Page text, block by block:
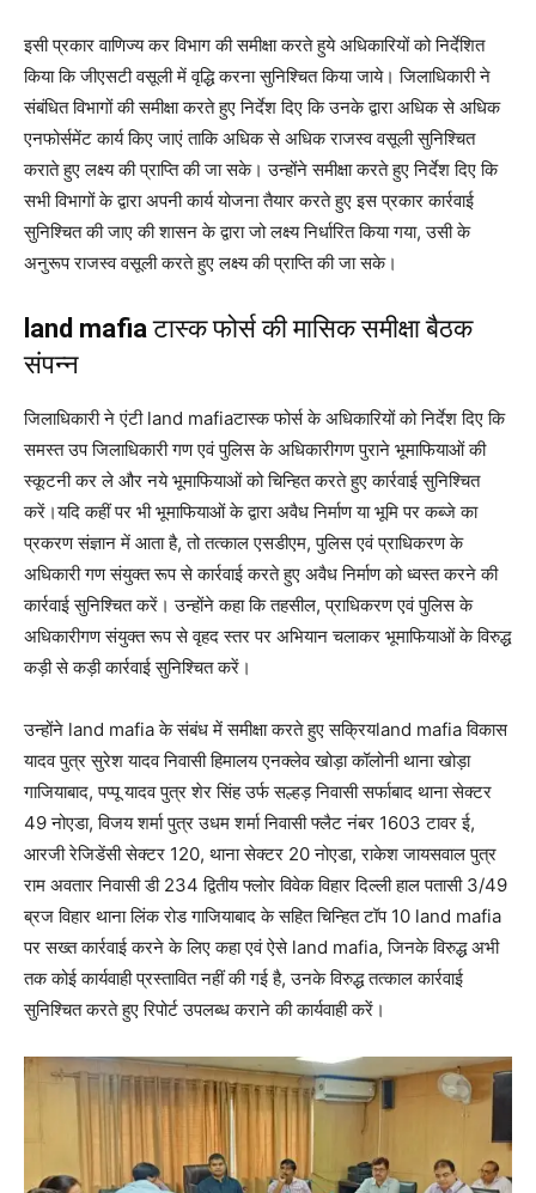
इसी प्रकार वाणिज्य कर विभाग की समीक्षा करते हुये अधिकारियों को निर्देशित
किया कि जीएसटी वसूली में वृद्धि करना सुनिश्चित किया जाये। जिलाधिकारी ने
संबंधित विभागों की समीक्षा करते हुए निर्देश दिए कि उनके द्वारा अधिक से अधिक
एनफोर्समेंट कार्य किए जाएं ताकि अधिक से अधिक राजस्व वसूली सुनिश्चित
कराते हुए लक्ष्य की प्राप्ति की जा सके। उन्होंने समीक्षा करते हुए निर्देश दिए कि
सभी विभागों के द्वारा अपनी कार्य योजना तैयार करते हुए इस प्रकार कार्रवाई
सुनिश्चित की जाए की शासन के द्वारा जो लक्ष्य निर्धारित किया गया, उसी के
अनुरूप राजस्व वसूली करते हुए लक्ष्य की प्राप्ति की जा सके।
land mafia टास्क फोर्स की मासिक समीक्षा बैठक
संपन्न
जिलाधिकारी ने एंटी land mafiaटास्क फोर्स के अधिकारियों को निर्देश दिए कि
समस्त उप जिलाधिकारी गण एवं पुलिस के अधिकारीगण पुराने भूमाफियाओं की
स्कूटनी कर ले और नये भूमाफियाओं को चिन्हित करते हुए कार्रवाई सुनिश्चित
करें।यदि कहीं पर भी भूमाफियाओं के द्वारा अवैध निर्माण या भूमि पर कब्जे का
प्रकरण संज्ञान में आता है, तो तत्काल एसडीएम, पुलिस एवं प्राधिकरण के
अधिकारी गण संयुक्त रूप से कार्रवाई करते हुए अवैध निर्माण को ध्वस्त करने की
कार्रवाई सुनिश्चित करें। उन्होंने कहा कि तहसील, प्राधिकरण एवं पुलिस के
अधिकारीगण संयुक्त रूप से वृहद स्तर पर अभियान चलाकर भूमाफियाओं के विरुद्ध
कड़ी से कड़ी कार्रवाई सुनिश्चित करें।
उन्होंने land mafia के संबंध में समीक्षा करते हुए सक्रियland mafia विकास
यादव पुत्र सुरेश यादव निवासी हिमालय एनक्लेव खोड़ा कॉलोनी थाना खोड़ा
गाजियाबाद, पप्पू यादव पुत्र शेर सिंह उर्फ सल्हड़ निवासी सर्फाबाद थाना सेक्टर
49 नोएडा, विजय शर्मा पुत्र उधम शर्मा निवासी फ्लैट नंबर 1603 टावर ई,
आरजी रेजिडेंसी सेक्टर 120, थाना सेक्टर 20 नोएडा, राकेश जायसवाल पुत्र
राम अवतार निवासी डी 234 द्वितीय फ्लोर विवेक विहार दिल्ली हाल पतासी 3/49
ब्रज विहार थाना लिंक रोड गाजियाबाद के सहित चिन्हित टॉप 10 land mafia
पर सख्त कार्रवाई करने के लिए कहा एवं ऐसे land mafia, जिनके विरुद्ध अभी
तक कोई कार्यवाही प्रस्तावित नहीं की गई है, उनके विरुद्ध तत्काल कार्रवाई
सुनिश्चित करते हुए रिपोर्ट उपलब्ध कराने की कार्यवाही करें।